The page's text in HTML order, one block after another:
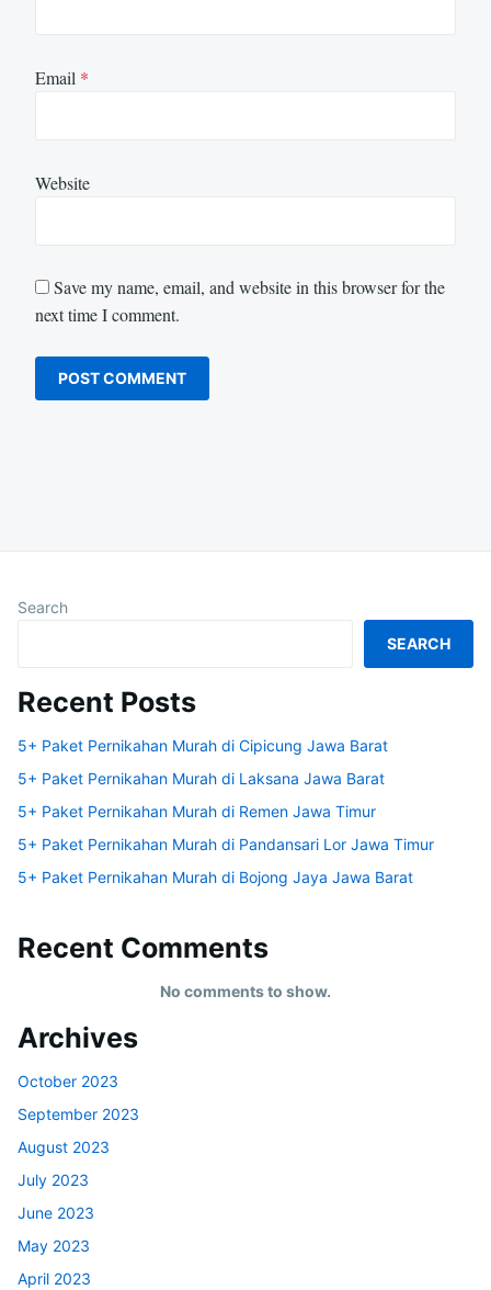
Email *
Website
Save my name, email, and website in this browser for the
next time I comment.
Search
SEARCH
Recent Posts
5+ Paket Pernikahan Murah di Cipicung Jawa Barat
5+ Paket Pernikahan Murah di Laksana Jawa Barat
5+ Paket Pernikahan Murah di Remen Jawa Timur
5+ Paket Pernikahan Murah di Pandansari Lor Jawa Timur
5+ Paket Pernikahan Murah di Bojong Jaya Jawa Barat
Recent Comments
No comments to show.
Archives
October 2023
September 2023
August 2023
July 2023
June 2023
May 2023
April 2023